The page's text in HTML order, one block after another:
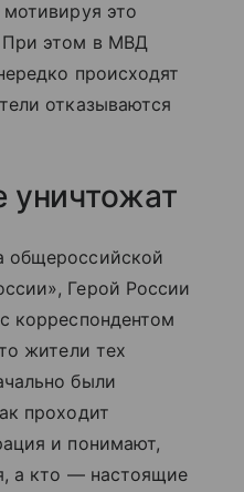
это
При этом в МВД
происходят
отказываются
уничтожат
общероссийской
Герой России
корреспондентом
жители тех
были
проходит
и понимают,
а кто — настоящие